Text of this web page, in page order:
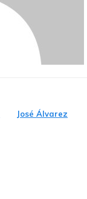
José Álvarez